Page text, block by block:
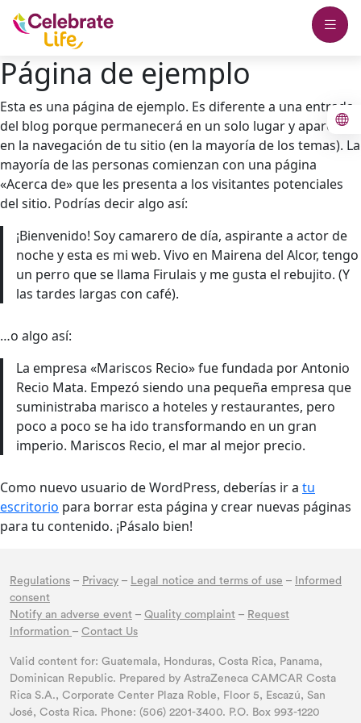
Página de ejemplo
Esta es una página de ejemplo. Es diferente a una entrada
del blog porque permanecerá en un solo lugar y aparecerá
en la navegación de tu sitio (en la mayoría de los temas). La
mayoría de las personas comienzan con una página
«Acerca de» que les presenta a los visitantes potenciales
del sitio. Podrías decir algo así:
¡Bienvenido! Soy camarero de día, aspirante a actor de
noche y esta es mi web. Vivo en Mairena del Alcor, tengo
un perro que se llama Firulais y me gusta el rebujito. (Y
las tardes largas con café).
…o algo así:
La empresa «Mariscos Recio» fue fundada por Antonio
Recio Mata. Empezó siendo una pequeña empresa que
suministraba marisco a hoteles y restaurantes, pero
poco a poco se ha ido transformando en un gran
imperio. Mariscos Recio, el mar al mejor precio.
Como nuevo usuario de WordPress, deberías ir a tu
escritorio para borrar esta página y crear nuevas páginas
para tu contenido. ¡Pásalo bien!
Regulations – Privacy – Legal notice and terms of use –
Informed
consent
Notify an adverse event – Quality complaint – Request
Information – Contact Us
Valid content for: Guatemala, Honduras, Costa Rica, Panama,
Dominican Republic. Prepared by AstraZeneca CAMCAR Costa
Rica S.A., Corporate Center Plaza Roble, Floor 5, Escazú, San
José, Costa Rica. Phone: (506) 2201-3400. P.O. Box 993-1220